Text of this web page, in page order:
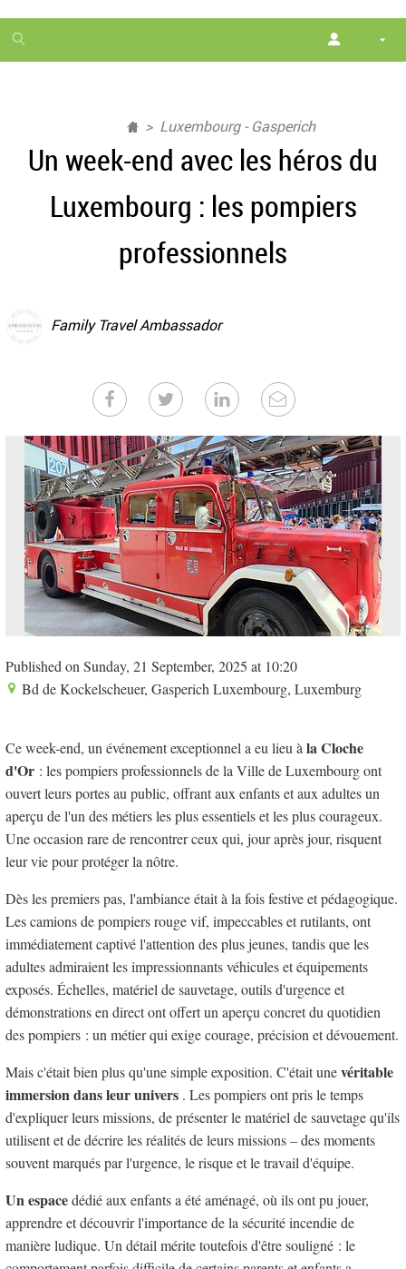
1
month
Luxembourg - Gasperich
Un week-end avec les héros du
Luxembourg : les pompiers
professionnels
Family Travel Ambassador
Published on Sunday, 21 September, 2025 at 10:20
Bd de Kockelscheuer, Gasperich Luxembourg, Luxemburg
Ce week-end, un événement exceptionnel a eu lieu à la Cloche
d'Or : les pompiers professionnels de la Ville de Luxembourg ont
ouvert leurs portes au public, offrant aux enfants et aux adultes un
aperçu de l'un des métiers les plus essentiels et les plus courageux.
Une occasion rare de rencontrer ceux qui, jour après jour, risquent
leur vie pour protéger la nôtre.
Dès les premiers pas, l'ambiance était à la fois festive et pédagogique.
Les camions de pompiers rouge vif, impeccables et rutilants, ont
immédiatement captivé l'attention des plus jeunes, tandis que les
adultes admiraient les impressionnants véhicules et équipements
exposés. Échelles, matériel de sauvetage, outils d'urgence et
démonstrations en direct ont offert un aperçu concret du quotidien
des pompiers : un métier qui exige courage, précision et dévouement.
Mais c'était bien plus qu'une simple exposition. C'était unevéritable
immersion dans leur univers . Les pompiers ont pris le temps
d'expliquer leurs missions, de présenter le matériel de sauvetage qu'ils
utilisent et de décrire les réalités de leurs missions – des moments
souvent marqués par l'urgence, le risque et le travail d'équipe.
Un espacedédié aux enfants a été aménagé, où ils ont pu jouer,
apprendre et découvrir l'importance de la sécurité incendie de
manière ludique. Un détail mérite toutefois d'être souligné : le